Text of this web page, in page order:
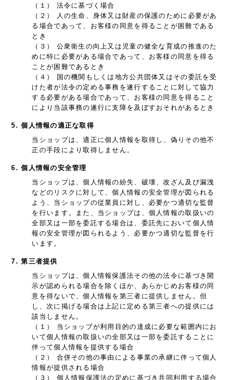
（１） 法令に基づく場合
（２） 人の生命、身体又は財産の保護のために必要があ
る場合であって、お客様の同意を得ることが困難である
とき
（３） 公衆衛生の向上又は児童の健全な育成の推進のた
めに特に必要がある場合であって、お客様の同意を得る
ことが困難であるとき
（４） 国の機関もしくは地方公共団体又はその委託を受
けた者が法令の定める事務を遂行することに対して協力
する必要がある場合であって、お客様の同意を得ること
により当該事務の遂行に支障を及ぼすおそれがあるとき
5. 個人情報の適正な取得
当ショップは、適正に個人情報を取得し、偽りその他不
正の手段により取得しません。
6. 個人情報の安全管理
当ショップは、個人情報の紛失、破壊、改ざん及び漏洩
などのリスクに対して、個人情報の安全管理が図られる
よう、当ショップの従業員に対し、必要かつ適切な監督
を行います。また、当ショップは、個人情報の取扱いの
全部又は一部を委託する場合は、委託先において個人情
報の安全管理が図られるよう、必要かつ適切な監督を行
います。
7. 第三者提供
当ショップは、個人情報保護法その他の法令に基づき開
示が認められる場合を除くほか、あらかじめお客様の同
意を得ないで、個人情報を第三者に提供しません。但
し、次に掲げる場合は上記に定める第三者への提供には
該当しません。
（１） 当ショップが利用目的の達成に必要な範囲内にお
いて個人情報の取扱いの全部又は一部を委託することに
伴って個人情報を提供する場合
（２） 合併その他の事由による事業の承継に伴って個人
情報が提供される場合
（３） 個人情報保護法の定めに基づき共同利用する場合